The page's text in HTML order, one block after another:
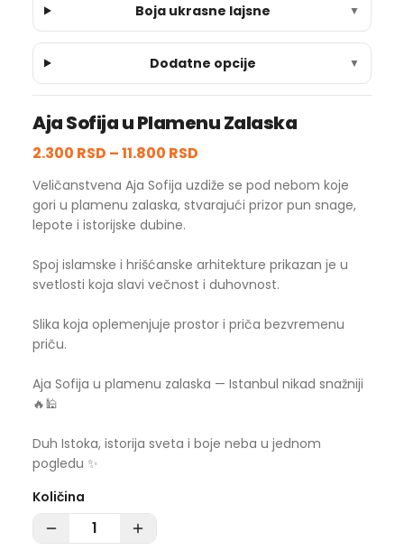
Boja ukrasne lajsne ▼
Dodatne opcije ▼
Aja Sofija u Plamenu Zalaska
2.300 RSD –11.800 RSD
Veličanstvena Aja Sofija uzdiže se pod nebom koje
gori u plamenu zalaska, stvarajući prizor pun snage,
lepote i istorijske dubine.
Spoj islamske i hrišćanske arhitekture prikazan je u
svetlosti koja slavi večnost i duhovnost.
Slika koja oplemenjuje prostor i priča bezvremenu
priču.
Aja Sofija u plamenu zalaska — Istanbul nikad snažniji
🔥🕌
Duh Istoka, istorija sveta i boje neba u jednom
pogledu ✨
Količina